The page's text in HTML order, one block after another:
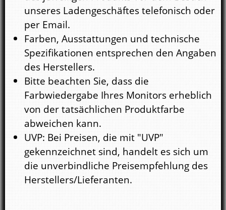
unseres Ladengeschäftes telefonisch oder
per Email.
Farben, Ausstattungen und technische
Spezifikationen entsprechen den Angaben
des Herstellers.
Bitte beachten Sie, dass die
Farbwiedergabe Ihres Monitors erheblich
von der tatsächlichen Produktfarbe
abweichen kann.
UVP: Bei Preisen, die mit "UVP"
gekennzeichnet sind, handelt es sich um
die unverbindliche Preisempfehlung des
Herstellers/Lieferanten.